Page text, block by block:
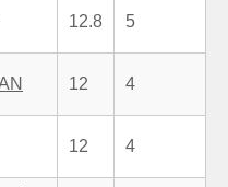
12.8 5
12 4
12 4